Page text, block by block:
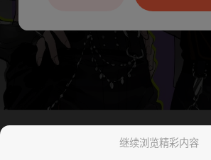
继续浏览精彩内容